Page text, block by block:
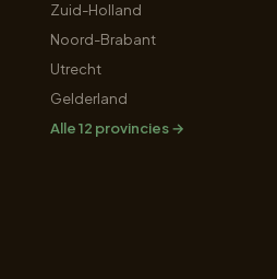
Zuid-Holland
Noord-Brabant
Utrecht
Gelderland
Alle 12 provincies →